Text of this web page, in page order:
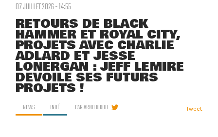
07 JUILLET 2026 - 14:55
RETOURS DE BLACK
HAMMER ET ROYAL CITY,
PROJETS AVEC CHARLIE
ADLARD ET JESSE
LONERGAN : JEFF LEMIRE
DÉVOILE SES FUTURS
PROJETS !
NEWS INDÉ PARARNO KIKOO Tweet